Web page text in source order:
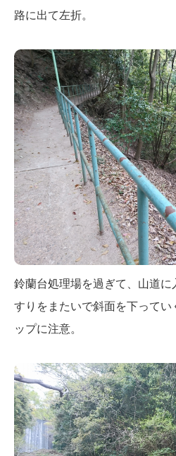
路に出て左折。
鈴蘭台処理場を過ぎて、山道
すりをまたいで斜面を下ってい
ップに注意。